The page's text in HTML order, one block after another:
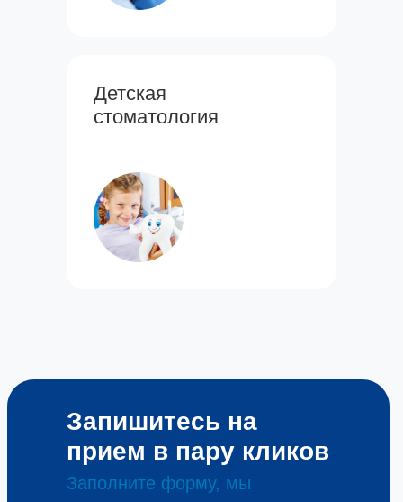
Детская
стоматология
Запишитесь на
прием в пару кликов
Заполните форму, мы